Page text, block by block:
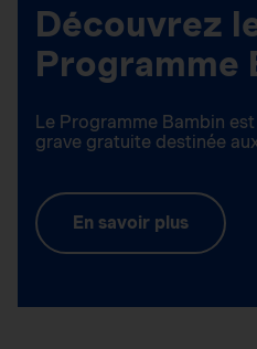
Découvrez
Programme
Le Programme Bambin
grave gratuite destinée
En savoir plus